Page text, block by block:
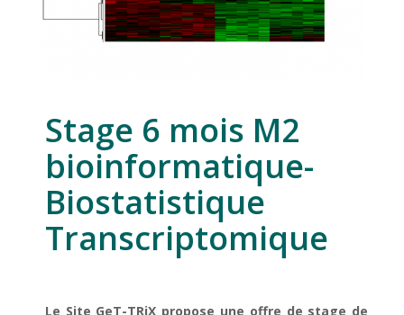
Stage 6 mois M2
bioinformatique-
Biostatistique
Transcriptomique
Le Site GeT-TRiX propose une offre de stage de